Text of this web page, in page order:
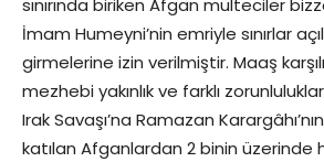
sınırında biriken Afgan mülteciler
İmam Humeyni’nin emriyle sınırlar
girmelerine izin verilmiştir. Maaş
mezhebi yakınlık ve farklı
Irak Savaşı’na Ramazan
katılan Afganlardan 2 binin üzerinde